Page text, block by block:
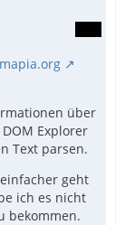
über
Explorer
Text parsen.
geht
ich es nicht
bekommen.